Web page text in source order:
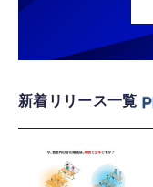
新着リリース一覧